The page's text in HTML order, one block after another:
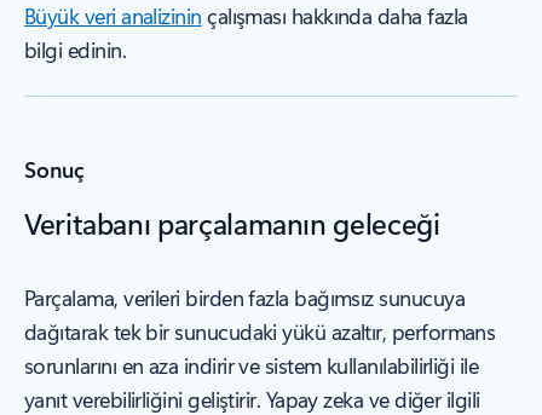
Büyük veri analizinin çalışması hakkında daha fazla
bilgi edinin.
Sonuç
Veritabanı parçalamanın geleceği
Parçalama, verileri birden fazla bağımsız sunucuya
dağıtarak tek bir sunucudaki yükü azaltır, performans
sorunlarını en aza indirir ve sistem kullanılabilirliği ile
yanıt verebilirliğini geliştirir. Yapay zeka ve diğer ilgili